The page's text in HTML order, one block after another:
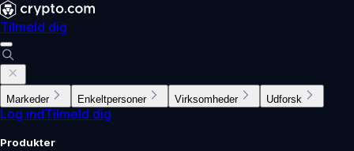
Tilmeld dig
Markeder Enkeltpersoner Virksomheder Udforsk
Log indTilmeld dig
Produkter